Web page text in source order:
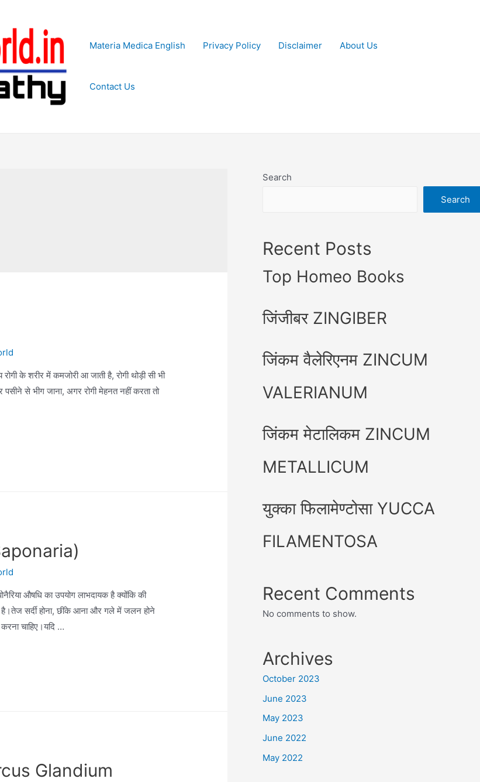
Materia Medica English Privacy Policy Disclaimer About Us
Contact Us
के शरीर में कमजोरी आ जाती है, रोगी थोड़ी सी भी
पसीने से भीग जाना, अगर रोगी मेहनत नहीं करता तो
औषधि का उपयोग लाभदायक है क्योंकि की
सर्दी होना, छींके आना और गले में जलन होने
चाहिए।यदि …
Glandium
Search
Search
Recent Posts
Top Homeo Books
जिंजीबर ZINGIBER
जिंकम वैलेरिएनम ZINCUM
VALERIANUM
जिंकम मेटालिकम ZINCUM
METALLICUM
युक्का फिलामेण्टोसा YUCCA
FILAMENTOSA
Recent Comments
No comments to show.
Archives
October 2023
June 2023
May 2023
June 2022
May 2022